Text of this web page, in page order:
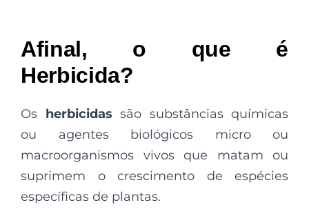
Afinal, o que é
Herbicida?
Os herbicidas são substâncias químicas
ou agentes biológicos micro ou
macroorganismos vivos que matam ou
suprimem o crescimento de espécies
específicas de plantas.